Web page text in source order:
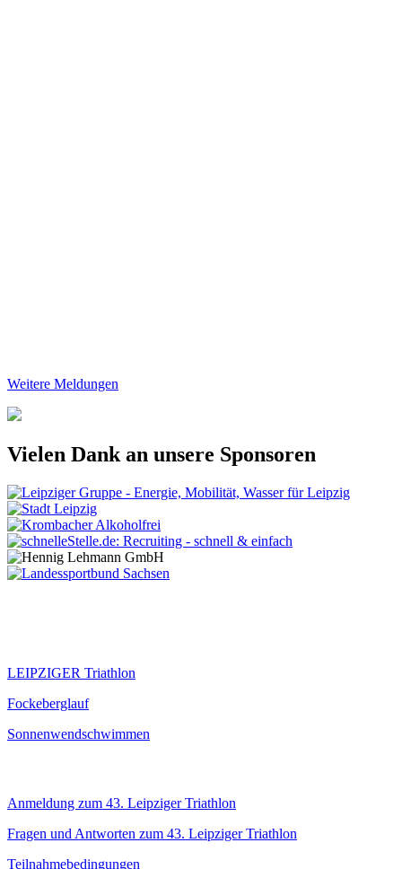
Weitere Meldungen
Vielen Dank an unsere Sponsoren
LEIPZIGER Triathlon
Fockeberglauf
Sonnenwendschwimmen
Anmeldung zum 43. Leipziger Triathlon
Fragen und Antworten zum 43. Leipziger Triathlon
Teilnahmebedingungen